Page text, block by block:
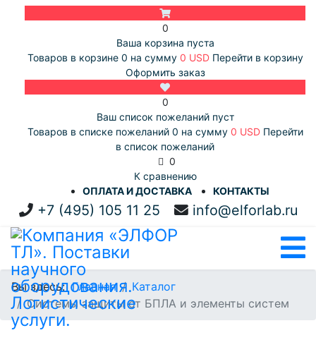
0
Ваша корзина пуста
Товаров в корзине 0 на сумму 0 USD Перейти в корзину
Оформить заказ
0
Ваш список пожеланий пуст
Товаров в списке пожеланий 0 на сумму 0 USD Перейти
в список пожеланий
0
К сравнению
ОПЛАТА И ДОСТАВКА
КОНТАКТЫ
+7 (495) 105 11 25 info@elforlab.ru
Вы здесь:Главная
Каталог
Системы защиты от БПЛА и элементы систем